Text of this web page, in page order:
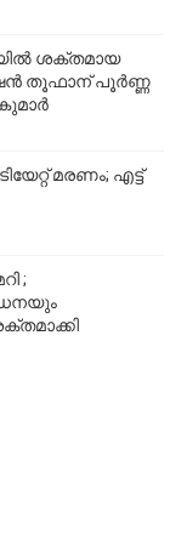
ശക്തമായ
തൂഫാന് പൂർണ്ണ
മരണം; എട്ട്
;